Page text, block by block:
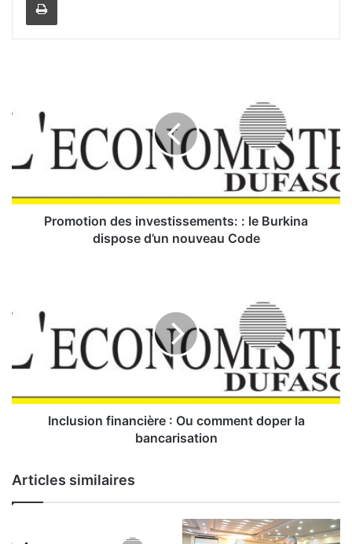
i
n
e
i
s
t
s
Promotion des investissements: : le Burkina
dispose d’un nouveau Code
i
n
n
c
Inclusion financière : Ou comment doper la
bancarisation
Articles similaires